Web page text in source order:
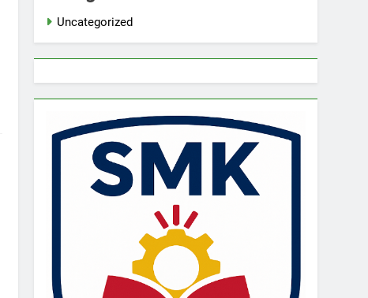
Uncategorized